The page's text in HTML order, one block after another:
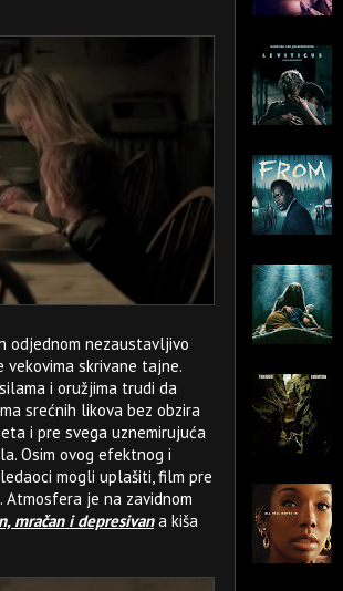
odjednom nezaustavljivo
skrivane tajne.
i oružjima trudi da
srećnih likova bez obzira
i pre svega uznemirujuća
Osim ovog efektnog i
mogli uplašiti, film pre
Atmosfera je na zavidnom
mračan i depresivana kiša